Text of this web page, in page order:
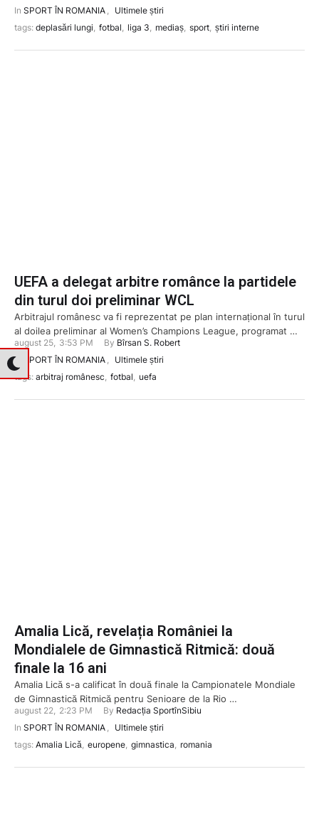
In SPORT ÎN ROMANIA , Ultimele știri
tags: deplasări lungi, fotbal, liga 3, mediaș, sport, știri interne
UEFA a delegat arbitre românce la partidele
din turul doi preliminar WCL
Arbitrajul românesc va fi reprezentat pe plan internațional în turul
al doilea preliminar al Women’s Champions League, programat …
august 25, 3:53 PM By Bîrsan S. Robert
In
SPORT ÎN ROMANIA , Ultimele știri
tags: arbitraj românesc, fotbal, uefa
Amalia Lică, revelația României la
Mondialele de Gimnastică Ritmică: două
finale la 16 ani
Amalia Lică s-a calificat în două finale la Campionatele Mondiale
de Gimnastică Ritmică pentru Senioare de la Rio …
august 22, 2:23 PM By Redacția SportînSibiu
In SPORT ÎN ROMANIA , Ultimele știri
tags: Amalia Lică, europene, gimnastica, romania